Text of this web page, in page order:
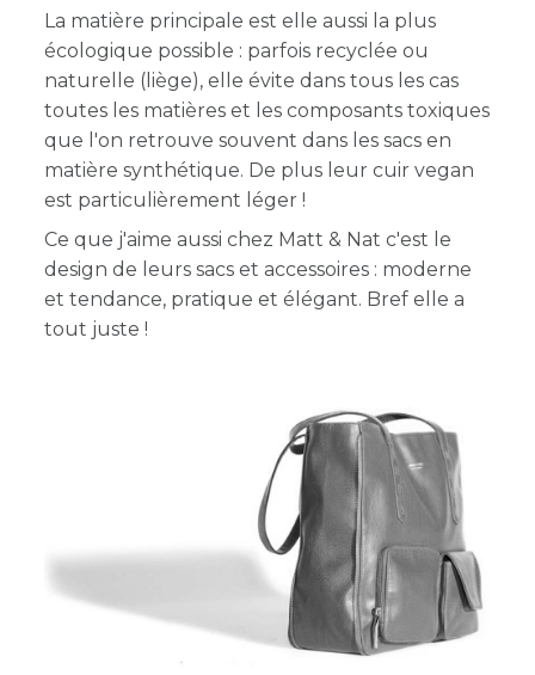
La matière principale est elle aussi la plus
écologique possible : parfois recyclée ou
naturelle (liège), elle évite dans tous les cas
toutes les matières et les composants toxiques
que l'on retrouve souvent dans les sacs en
matière synthétique. De plus leur cuir vegan
est particulièrement léger !
Ce que j'aime aussi chez Matt & Nat c'est le
design de leurs sacs et accessoires : moderne
et tendance, pratique et élégant. Bref elle a
tout juste !